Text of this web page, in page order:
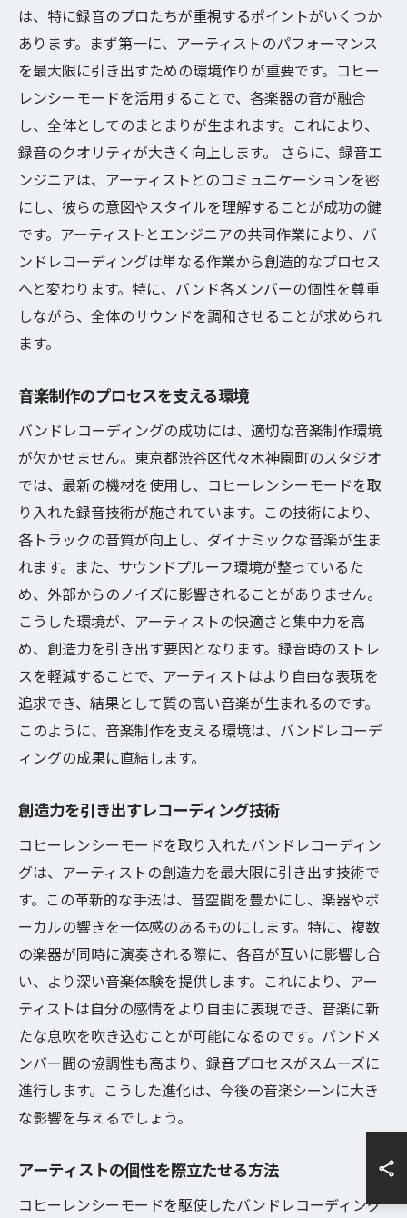
は、特に録音のプロたちが重視するポイントがいくつか
あります。まず第一に、アーティストのパフォーマンス
を最大限に引き出すための環境作りが重要です。コヒー
レンシーモードを活用することで、各楽器の音が融合
し、全体としてのまとまりが生まれます。これにより、
録音のクオリティが大きく向上します。 さらに、録音エ
ンジニアは、アーティストとのコミュニケーションを密
にし、彼らの意図やスタイルを理解することが成功の鍵
です。アーティストとエンジニアの共同作業により、バ
ンドレコーディングは単なる作業から創造的なプロセス
へと変わります。特に、バンド各メンバーの個性を尊重
しながら、全体のサウンドを調和させることが求められ
ます。
音楽制作のプロセスを支える環境
バンドレコーディングの成功には、適切な音楽制作環境
が欠かせません。東京都渋谷区代々木神園町のスタジオ
では、最新の機材を使用し、コヒーレンシーモードを取
り入れた録音技術が施されています。この技術により、
各トラックの音質が向上し、ダイナミックな音楽が生ま
れます。また、サウンドプルーフ環境が整っているた
め、外部からのノイズに影響されることがありません。
こうした環境が、アーティストの快適さと集中力を高
め、創造力を引き出す要因となります。録音時のストレ
スを軽減することで、アーティストはより自由な表現を
追求でき、結果として質の高い音楽が生まれるのです。
このように、音楽制作を支える環境は、バンドレコーデ
ィングの成果に直結します。
創造力を引き出すレコーディング技術
コヒーレンシーモードを取り入れたバンドレコーディン
グは、アーティストの創造力を最大限に引き出す技術で
す。この革新的な手法は、音空間を豊かにし、楽器やボ
ーカルの響きを一体感のあるものにします。特に、複数
の楽器が同時に演奏される際に、各音が互いに影響し合
い、より深い音楽体験を提供します。これにより、アー
ティストは自分の感情をより自由に表現でき、音楽に新
たな息吹を吹き込むことが可能になるのです。バンドメ
ンバー間の協調性も高まり、録音プロセスがスムーズに
進行します。こうした進化は、今後の音楽シーンに大き
な影響を与えるでしょう。
アーティストの個性を際立たせる方法
コヒーレンシーモードを駆使したバンドレコーディング